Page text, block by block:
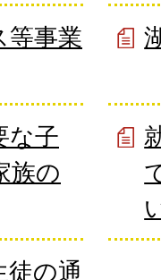
等事業
な子
族の
徒の通